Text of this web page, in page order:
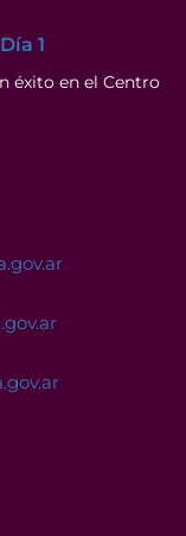
1
éxito en el Centro